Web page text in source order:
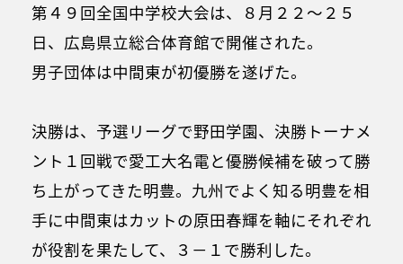
第４９回全国中学校大会は、８月２２～２５
日、広島県立総合体育館で開催された。
男子団体は中間東が初優勝を遂げた。
決勝は、予選リーグで野田学園、決勝トーナメ
ント１回戦で愛工大名電と優勝候補を破って勝
ち上がってきた明豊。九州でよく知る明豊を相
手に中間東はカットの原田春輝を軸にそれぞれ
が役割を果たして、３－１で勝利した。